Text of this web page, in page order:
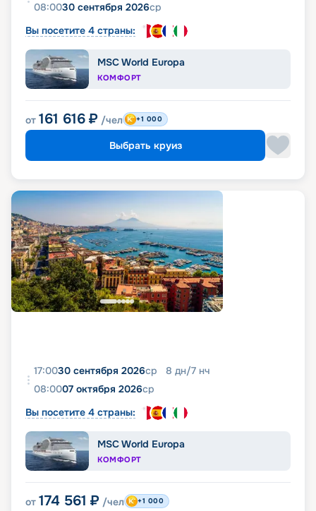
08:0030 сентября 2026ср
Вы посетите 4 страны:
MSC World Europa
КОМФОРТ
от 161 616 ₽ /чел +1 000
Выбрать круиз
17:0030 сентября 2026ср 8 дн/7 нч
08:0007 октября 2026ср
Вы посетите 4 страны:
MSC World Europa
КОМФОРТ
от 174 561 ₽ /чел +1 000